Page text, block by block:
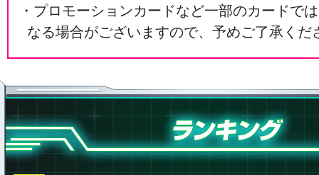
・プロモーションカードなど一部のカードで
なる場合がございますので、予めご了承くだ